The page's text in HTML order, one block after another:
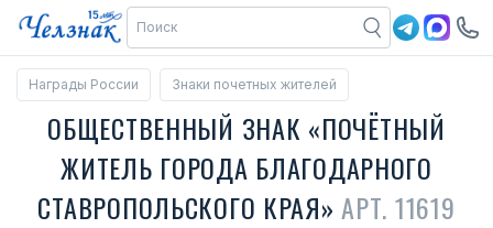
Награды России Знаки почетных жителей
ОБЩЕСТВЕННЫЙ ЗНАК «ПОЧЁТНЫЙ
ЖИТЕЛЬ ГОРОДА БЛАГОДАРНОГО
СТАВРОПОЛЬСКОГО КРАЯ»АРТ. 11619